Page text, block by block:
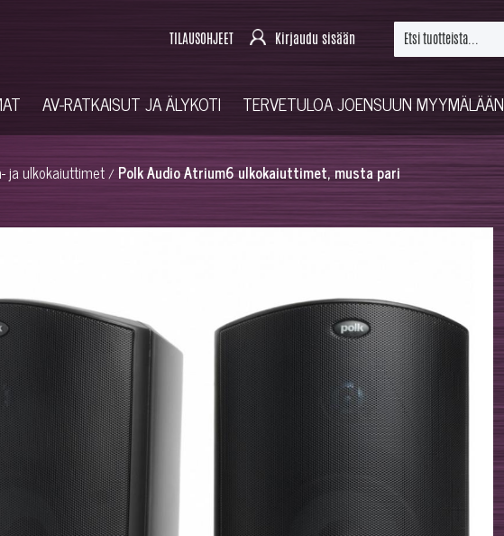
Kirjaudu sisään
TILAUSOHJEET
AV-RATKAISUT JA ÄLYKOTI TERVETULOA JOENSUUN MYYMÄLÄÄN
ja ulkokaiuttimet/ Polk Audio Atrium6 ulkokaiuttimet, musta pari